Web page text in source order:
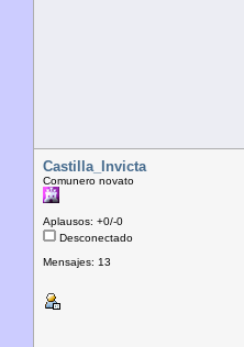
Castilla_Invicta
Comunero novato
Aplausos: +0/-0
Desconectado
Mensajes: 13